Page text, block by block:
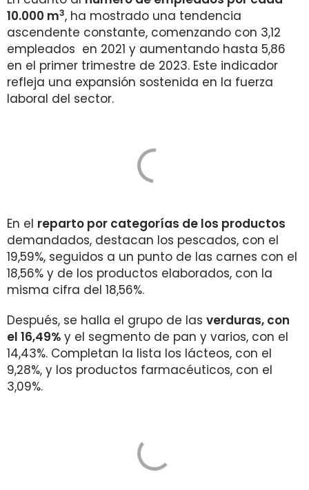
10.000 m3, ha mostrado una tendencia
ascendente constante, comenzando con 3,12
empleados en 2021 y aumentando hasta 5,86
en el primer trimestre de 2023. Este indicador
refleja una expansión sostenida en la fuerza
laboral del sector.
En el reparto por categorías de los productos
demandados, destacan los pescados, con el
19,59%, seguidos a un punto de las carnes con el
18,56% y de los productos elaborados, con la
misma cifra del 18,56%.
Después, se halla el grupo de las verduras, con
el 16,49% y el segmento de pan y varios, con el
14,43%. Completan la lista los lácteos, con el
9,28%, y los productos farmacéuticos, con el
3,09%.